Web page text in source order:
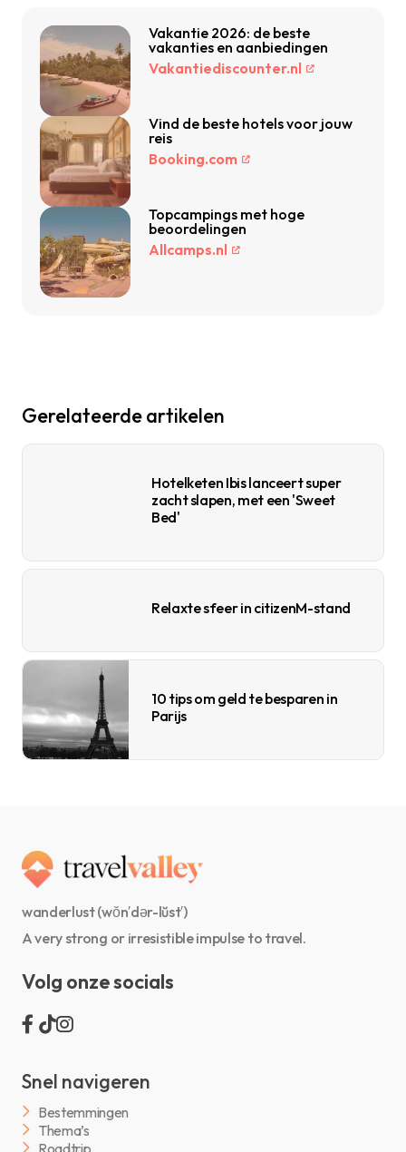
Vakantie 2026: de beste
vakanties en aanbiedingen
Vakantiediscounter.nl
Vind de beste hotels voor jouw
reis
Booking.com
Topcampings met hoge
beoordelingen
Allcamps.nl
Gerelateerde artikelen
Hotelketen Ibis lanceert super
zacht slapen, met een 'Sweet
Bed'
Relaxte sfeer in citizenM-stand
10 tips om geld te besparen in
Parijs
wanderlust (wŏn′dər-lŭst′)
A very strong or irresistible impulse to travel.
Volg onze socials
Snel navigeren
Bestemmingen
Thema’s
Roadtrip